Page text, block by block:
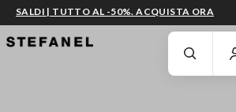
VAI AL CONTENUTO PRINCIPALE SCENDI AL
SALDI | TUTTO AL -50%. ACQUISTA ORA